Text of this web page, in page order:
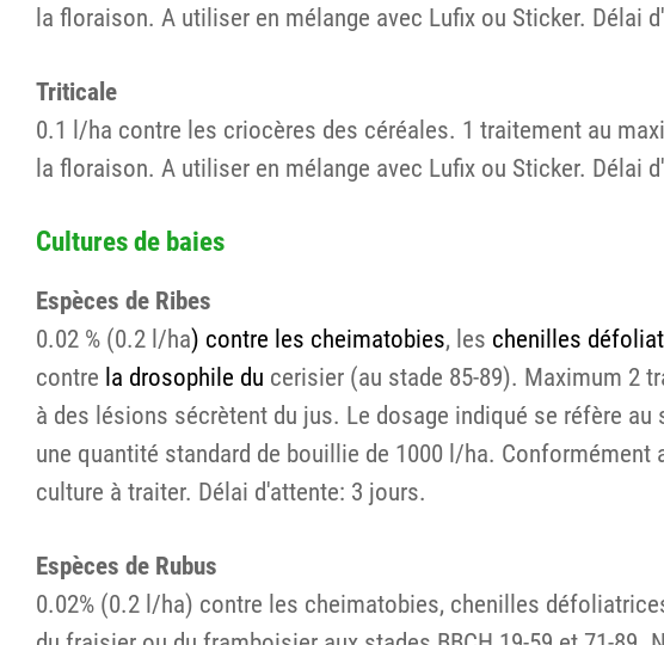
la floraison. A utiliser en mélange avec Lufix ou Sticker. Délai
Triticale
0.1 l/ha contre les criocères des céréales. 1 traitement au
la floraison. A utiliser en mélange avec Lufix ou Sticker. Délai
Cultures de baies
Espèces de Ribes
0.02 % (0.2 l/ha) contre les cheimatobies, les chenilles
contre la drosophile du cerisier (au stade 85-89). Maximum 2
à des lésions sécrètent du jus. Le dosage indiqué se réfère
une quantité standard de bouillie de 1000 l/ha.
culture à traiter. Délai d'attente: 3 jours.
Espèces de Rubus
0.02% (0.2 l/ha) contre les cheimatobies, chenilles